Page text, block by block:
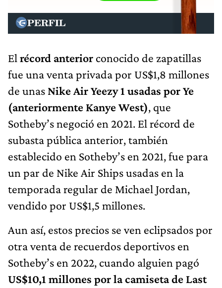
El récord anterior conocido de zapatillas
fue una venta privada por US$1,8 millones
de unas Nike Air Yeezy 1 usadas por Ye
(anteriormente Kanye West), que
Sotheby’s negoció en 2021. El récord de
subasta pública anterior, también
establecido en Sotheby’s en 2021, fue para
un par de Nike Air Ships usadas en la
temporada regular de Michael Jordan,
vendido por US$1,5 millones.
Aun así, estos precios se ven eclipsados por
otra venta de recuerdos deportivos en
Sotheby’s en 2022, cuando alguien pagó
US$10,1 millones por la camiseta de Last